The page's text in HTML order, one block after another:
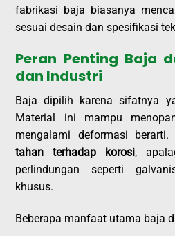
fabrikasi baja biasanya
sesuai desain dan spesifikasi
Peran Penting Baja
dan Industri
Baja dipilih karena sifatnya
Material ini mampu
mengalami deformasi
tahan terhadap korosi,
perlindungan seperti
khusus.
Beberapa manfaat utama baja